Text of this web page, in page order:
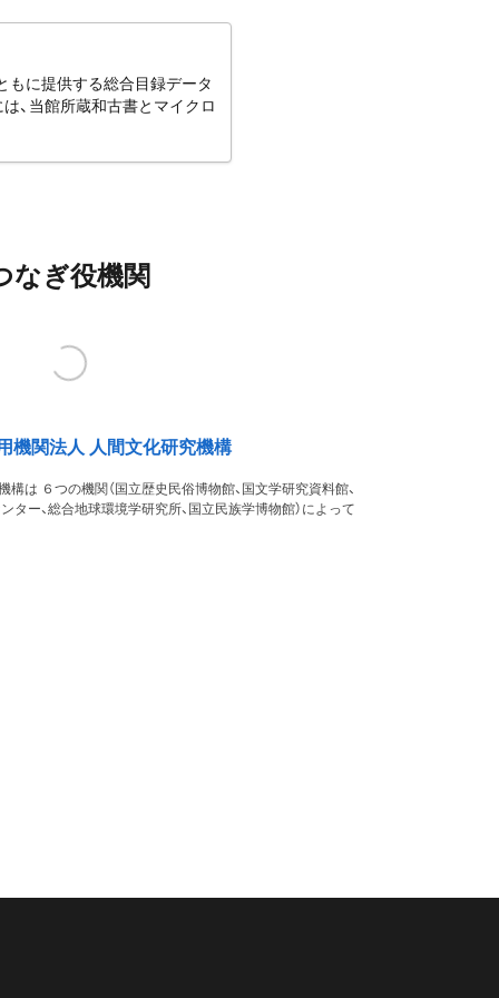
もに提供する総合目録データ
、当館所蔵和古書とマイクロ
なぎ役機関
機関法人 人間文化研究機構
は ６つの機関（国立歴史民俗博物館、国文学研究資料館、
ター、総合地球環境学研究所、国立民族学博物館）によって